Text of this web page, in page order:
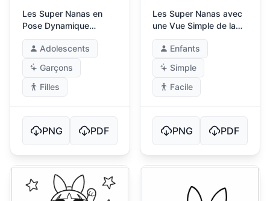
Les Super Nanas en
Pose Dynamique
d'Action
Adolescents
Garçons
Filles
PNG PDF
Les Super Nanas avec
une Vue Simple de la
Ville
Enfants
Simple
Facile
PNG PDF